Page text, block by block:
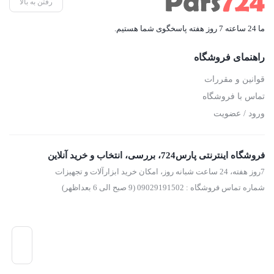
رفتن به بالا
ما 24 ساعته 7 روز هفته پاسخگوی شما هستیم.
راهنمای فروشگاه
قوانین و مقررات
تماس با فروشگاه
ورود / عضویت
فروشگاه اینترنتی پارس724، بررسی، انتخاب و خرید آنلاین
7روز هفته، 24 ساعت شبانه روز، امکان خرید ابزارآلات و تجهیزات
شماره تماس فروشگاه : 09029191502 (9 صبح الی 6 بعداظهر)